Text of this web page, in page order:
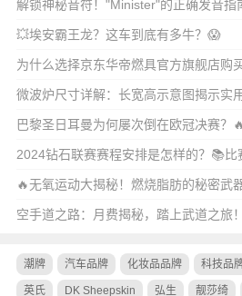
解锁神秘音符！"Minister"的正确发音指
💥埃安霸王龙？这车到底有多牛？😱
为什么选择京东华帝燃具官方旗舰店购
微波炉尺寸详解：长宽高示意图揭示实
巴黎圣日耳曼为何屡次倒在欧冠决赛？
2024钻石联赛赛程安排是怎样的？📚比
🔥无氧运动大揭秘！燃烧脂肪的秘密武
空手道之路：月费揭秘，踏上武道之旅！
潮牌 汽车品牌 化妆品品牌 科技品
英氏 DK Sheepskin 弘生 靓莎绮